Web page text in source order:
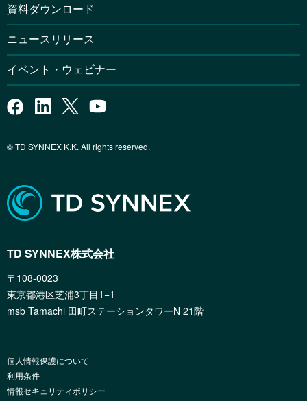
資料ダウンロード
ニュースリリース
イベント・ウェビナー
© TD SYNNEX K.K. All rights reserved.
TD SYNNEX株式会社
〒108-0023
東京都港区芝浦3丁目1−1
msb Tamachi 田町ステーションタワーN 21階
個人情報保護について
利用条件
情報セキュリティポリシー